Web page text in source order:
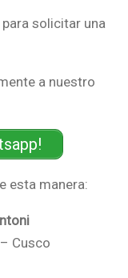
solicitar una
a nuestro
esta manera:
Cusco